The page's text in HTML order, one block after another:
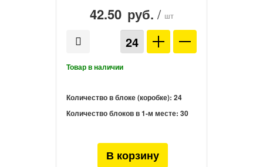
42.50 руб. / шт
Количество в блоке (коробке): 24
Количество блоков в 1-м месте: 30